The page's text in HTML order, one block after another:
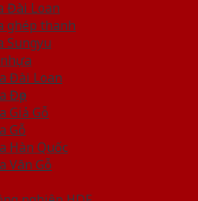
Đài Loan
ghép thanh
Sungyu
Đài Loan
Đẹp
Giả Gỗ
Gỗ
Hàn Quốc
Vân Gỗ